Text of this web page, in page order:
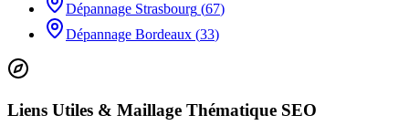
Dépannage Strasbourg (67)
Dépannage Bordeaux (33)
Liens Utiles & Maillage Thématique SEO